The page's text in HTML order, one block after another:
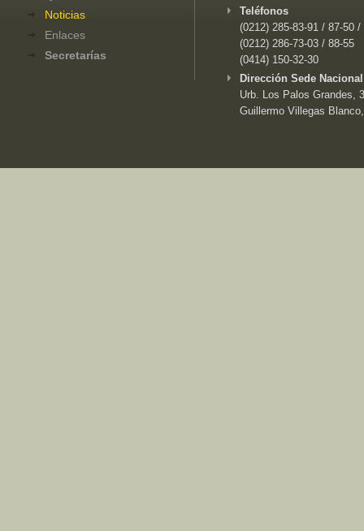
Noticias
Enlaces
Secretarías
Teléfonos
(0212) 285-83-91 / 87-50 /
(0212) 286-73-03 / 88-55
(0414) 150-32-30
Dirección Sede
Urb. Los Palos Grandes,
Guillermo Villegas